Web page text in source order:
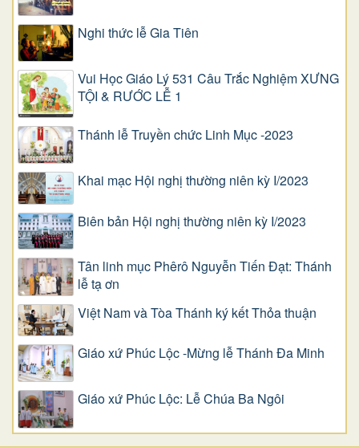
Nghi thức lễ Gia Tiên
Vui Học Giáo Lý 531 Câu Trắc Nghiệm XƯNG
TỘI & RƯỚC LỄ 1
Thánh lễ Truyền chức Linh Mục -2023
Khai mạc Hội nghị thường niên kỳ I/2023
Biên bản Hội nghị thường niên kỳ I/2023
Tân linh mục Phêrô Nguyễn Tiến Đạt: Thánh
lễ tạ ơn
Việt Nam và Tòa Thánh ký kết Thỏa thuận
Giáo xứ Phúc Lộc -Mừng lễ Thánh Đa Minh
Giáo xứ Phúc Lộc: Lễ Chúa Ba Ngôi